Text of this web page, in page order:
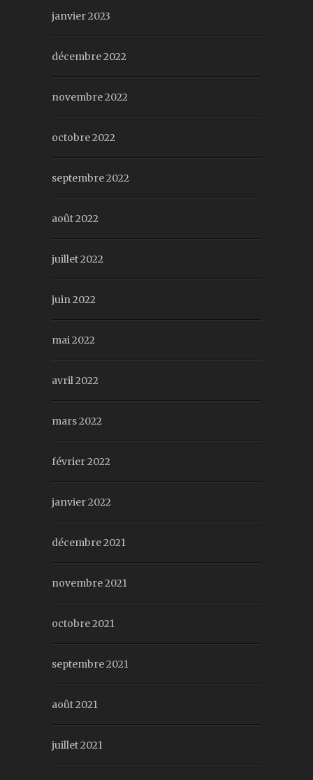
janvier 2023
décembre 2022
novembre 2022
octobre 2022
septembre 2022
août 2022
juillet 2022
juin 2022
mai 2022
avril 2022
mars 2022
février 2022
janvier 2022
décembre 2021
novembre 2021
octobre 2021
septembre 2021
août 2021
juillet 2021